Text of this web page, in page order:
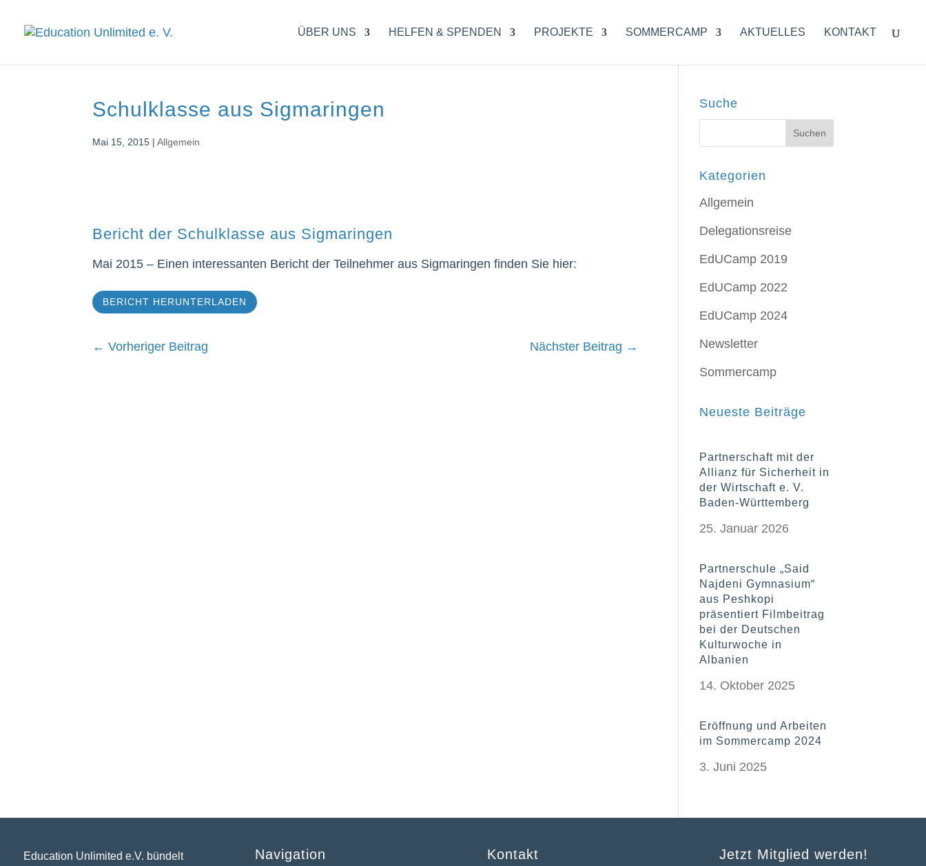
ÜBER UNS HELFEN & SPENDEN PROJEKTE SOMMERCAMP AKTUELLES KONTAKT
Schulklasse aus Sigmaringen
Mai 15, 2015 |Allgemein
Bericht der Schulklasse aus Sigmaringen
Mai 2015 – Einen interessanten Bericht der Teilnehmer aus Sigmaringen finden Sie hier:
BERICHT HERUNTERLADEN
←Vorheriger Beitrag Nächster Beitrag →
Suche
Kategorien
Allgemein
Delegationsreise
EdUCamp 2019
EdUCamp 2022
EdUCamp 2024
Newsletter
Sommercamp
Neueste Beiträge
Partnerschaft mit der
Allianz für Sicherheit in
der Wirtschaft e. V.
Baden-Württemberg
25. Januar 2026
Partnerschule „Said
Najdeni Gymnasium“
aus Peshkopi
präsentiert Filmbeitrag
bei der Deutschen
Kulturwoche in
Albanien
14. Oktober 2025
Eröffnung und Arbeiten
im Sommercamp 2024
3. Juni 2025
Education Unlimited e.V. bündelt
Navigation Kontakt Jetzt Mitglied werden!